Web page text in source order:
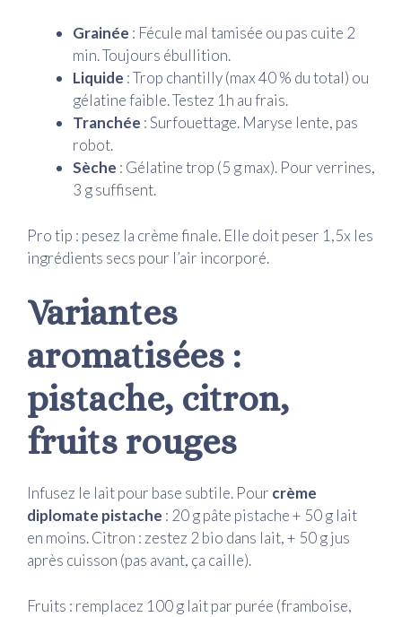
Grainée : Fécule mal tamisée ou pas cuite 2
min. Toujours ébullition.
Liquide : Trop chantilly (max 40 % du total) ou
gélatine faible. Testez 1h au frais.
Tranchée : Surfouettage. Maryse lente, pas
robot.
Sèche : Gélatine trop (5 g max). Pour verrines,
3 g suffisent.
Pro tip : pesez la crème finale. Elle doit peser 1,5x les
ingrédients secs pour l’air incorporé.
Variantes
aromatisées :
pistache, citron,
fruits rouges
Infusez le lait pour base subtile. Pour crème
diplomate pistache : 20 g pâte pistache + 50 g lait
en moins. Citron : zestez 2 bio dans lait, + 50 g jus
après cuisson (pas avant, ça caille).
Fruits : remplacez 100 g lait par purée (framboise,